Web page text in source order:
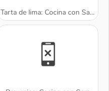
Tarta de lima: Cocina con Sara